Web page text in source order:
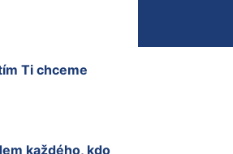
Ti chceme
každého, kdo